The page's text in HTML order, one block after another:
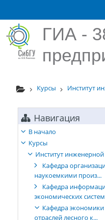
ГИА -
Курсы Институт
Навигация
В начало
Курсы
Институт
Кафедра
наукоемкими произ...
Кафедра
экономических систем
Кафедра
отраслей лесного к...